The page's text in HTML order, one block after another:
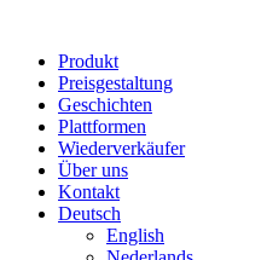
springenProdukt
Preisgestaltung
Geschichten
Plattformen
Wiederverkäufer
Über uns
Kontakt
Deutsch
English